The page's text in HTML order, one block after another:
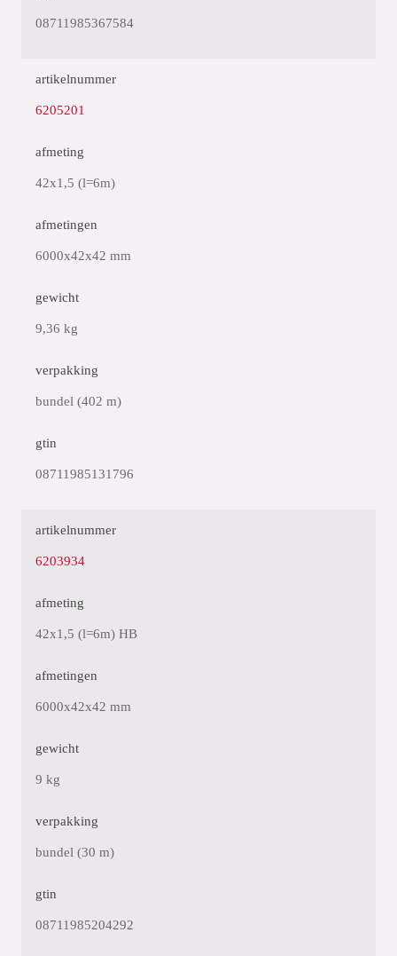
08711985367584
artikelnummer
6205201
afmeting
42x1,5 (l=6m)
afmetingen
6000x42x42 mm
gewicht
9,36 kg
verpakking
bundel (402 m)
gtin
08711985131796
artikelnummer
6203934
afmeting
42x1,5 (l=6m) HB
afmetingen
6000x42x42 mm
gewicht
9 kg
verpakking
bundel (30 m)
gtin
08711985204292